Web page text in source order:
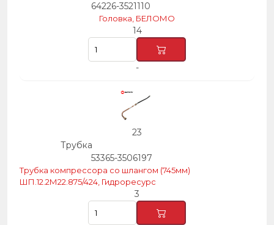
64226-3521110
Головка, БЕЛОМО
14
-
23
Трубка
53365-3506197
Трубка компрессора со шлангом (745мм)
ШП.12.2М22.875/424, Гидроресурс
3